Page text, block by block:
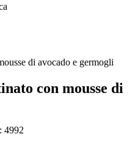
con mousse di
4992